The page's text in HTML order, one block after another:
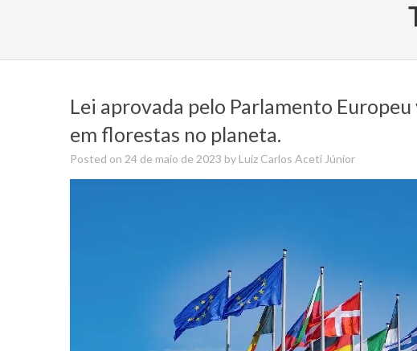
Lei aprovada pelo Parlamento
em florestas no planeta.
Posted on 24 de maio de 2023 by Luiz Carlos Aceti Júnior